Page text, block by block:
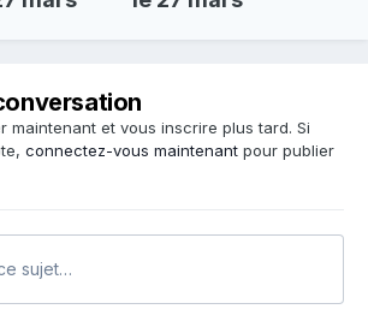
maintenant et vous inscrire plus tard. Si
connectez-vous maintenant pour publier
sujet…